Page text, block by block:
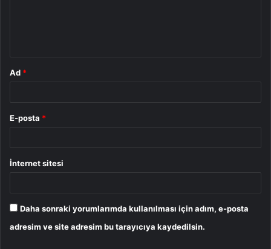
Ad *
E-posta *
İnternet sitesi
Daha sonraki yorumlarımda kullanılması için adım, e-posta
adresim ve site adresim bu tarayıcıya kaydedilsin.